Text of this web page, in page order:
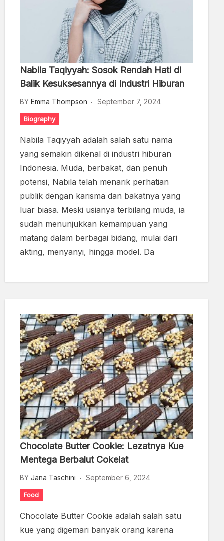
Nabila Taqiyyah: Sosok Rendah Hati di
Balik Kesuksesannya di Industri Hiburan
BY Emma Thompson September 7, 2024
Biography
Nabila Taqiyyah adalah salah satu nama
yang semakin dikenal di industri hiburan
Indonesia. Muda, berbakat, dan penuh
potensi, Nabila telah menarik perhatian
publik dengan karisma dan bakatnya yang
luar biasa. Meski usianya terbilang muda, ia
sudah menunjukkan kemampuan yang
matang dalam berbagai bidang, mulai dari
akting, menyanyi, hingga model. Da
Chocolate Butter Cookie: Lezatnya Kue
Mentega Berbalut Cokelat
BY Jana Taschini September 6, 2024
Food
Chocolate Butter Cookie adalah salah satu
kue yang digemari banyak orang karena